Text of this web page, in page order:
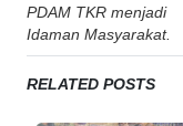
PDAM TKR menjadi
Idaman Masyarakat.
RELATED POSTS